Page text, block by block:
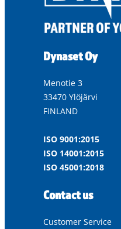
Dynaset Oy
Menotie 3
33470 Ylöjärvi
FINLAND
ISO 9001:2015
ISO 14001:2015
ISO 45001:2018
Contact us
Customer Service